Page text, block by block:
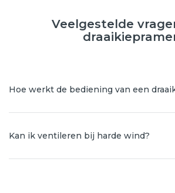
Veelgestelde
Hoe werkt de bediening van een
Kan ik ventileren bij harde wind?